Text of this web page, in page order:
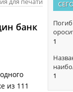
банк
из 111
1
1